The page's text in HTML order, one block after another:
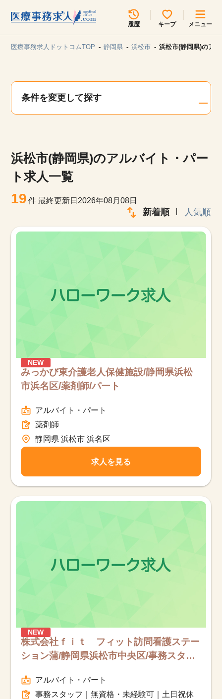
履歴 キープ メニュー
見学会・イベント情報
サイトの使い方
人材をお探しの医療機関・企業様
運営会社
医療事務求人ドットコムTOP 静岡県 浜松市 浜松市(静岡県)のア
条件を変更して探す
浜松市(静岡県)のアルバイト・パー
ト求人一覧
19 件最終更新日2026年08月08日
新着順 人気順
NEW
みっかび東介護老人保健施設/静岡県浜松
市浜名区/薬剤師/パート
アルバイト・パート
薬剤師
静岡県 浜松市 浜名区
求人を見る
NEW
株式会社ｆｉｔ フィット訪問看護ステー
ション蒲/静岡県浜松市中央区/事務スタッ
ト アルバイト・パート
事務スタッフ｜無資格・未経験可｜土日祝休
所在地のエリアを選択してください
各支店担当よりご連絡させていただきます。
関東
甲信越・北陸 中国・四国
九州・沖縄